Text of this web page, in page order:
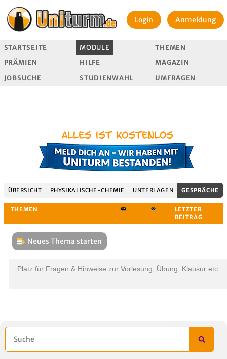
Login Anmeldung
STARTSEITE MODULE
THEMEN
PRÄMIEN
HILFE
MAGAZIN
JOBSUCHE
STUDIENWAHL UMFRAGEN
ÜBERSICHT PHYSIKALISCHE-CHEMIE UNTERLAGEN GESPRÄCHE
Neues Thema starten
Platz für Fragen & Hinweise zur Vorlesung, Übung, Klausur etc.